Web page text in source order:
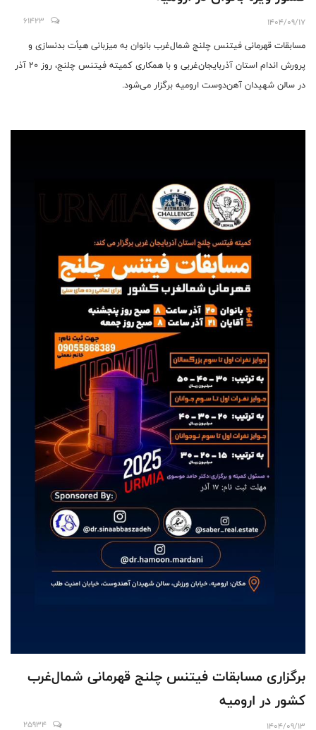
1404/09/17
61423
مسابقات قهرمانی فیتنس چلنج شمال‌غرب بانوان به میزبانی هیأت بدنسازی و
پرورش اندام استان آذربایجان‌غربی و با همکاری کمیته فیتنس چلنج، روز ۲۰ آذر
در سالن شهیدان آهن‌دوست ارومیه برگزار می‌شود.
برگزاری مسابقات فیتنس چلنج قهرمانی شمال‌غرب
کشور در ارومیه
1404/09/13
25934